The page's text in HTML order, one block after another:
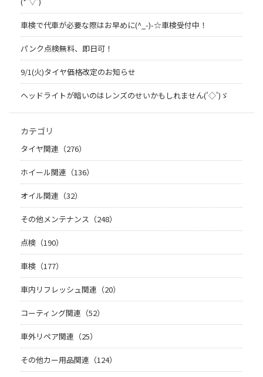
車検で代車が必要な際はお早めに(^_-)-☆車検受付中！
パンク点検無料、即日可！
9/1(火)タイヤ価格改定のお知らせ
ヘッドライトが暗いのはレンズのせいかもしれません('◇')ゞ
カテゴリ
タイヤ関連（276）
ホイール関連（136）
オイル関連（32）
その他メンテナンス（248）
点検（190）
車検（177）
車内リフレッシュ関連（20）
コーティング関連（52）
車外リペア関連（25）
その他カー用品関連（124）